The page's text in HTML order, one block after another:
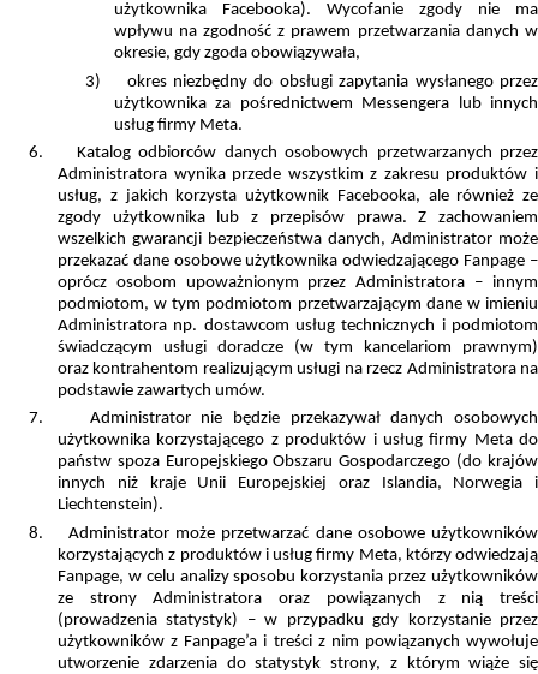
użytkownika Facebooka). Wycofanie zgody nie ma
wpływu na zgodność z prawem przetwarzania danych w
okresie, gdy zgoda obowiązywała,
3)
okres niezbędny do obsługi zapytania wysłanego przez
użytkownika za pośrednictwem Messengera lub innych
usług firmy Meta.
6.
Katalog odbiorców danych osobowych przetwarzanych przez
Administratora wynika przede wszystkim z zakresu produktów i
usług, z jakich korzysta użytkownik Facebooka, ale również ze
zgody użytkownika lub z przepisów prawa. Z zachowaniem
wszelkich gwarancji bezpieczeństwa danych, Administrator może
przekazać dane osobowe użytkownika odwiedzającego Fanpage –
oprócz osobom upoważnionym przez Administratora – innym
podmiotom, w tym podmiotom przetwarzającym dane w imieniu
Administratora np. dostawcom usług technicznych i podmiotom
świadczącym usługi doradcze (w tym kancelariom prawnym)
oraz kontrahentom realizującym usługi na rzecz Administratora na
podstawie zawartych umów.
7.
Administrator nie będzie przekazywał danych osobowych
użytkownika korzystającego z produktów i usług firmy Meta do
państw spoza Europejskiego Obszaru Gospodarczego (do krajów
innych niż kraje Unii Europejskiej oraz Islandia, Norwegia i
Liechtenstein).
8.
Administrator może przetwarzać dane osobowe użytkowników
korzystających z produktów i usług firmy Meta, którzy odwiedzają
Fanpage, w celu analizy sposobu korzystania przez użytkowników
ze strony Administratora oraz powiązanych z nią treści
(prowadzenia statystyk) – w przypadku gdy korzystanie przez
użytkowników z Fanpage’a i treści z nim powiązanych wywołuje
utworzenie zdarzenia do statystyk strony, z którym wiąże się